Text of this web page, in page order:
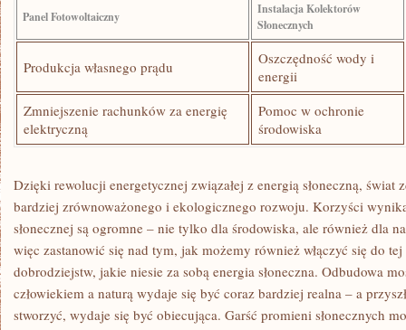
Panel Fotowoltaiczny
Instalacja Kolektorów
Słonecznych
Produkcja własnego prądu
Oszczędność wody i
energii
Zmniejszenie rachunków za energię
elektryczną
Pomoc w ochronie
środowiska
Dzięki rewolucji ⁤energetycznej związałej z energią słoneczną, świat
bardziej zrównoważonego‌ i ekologicznego rozwoju. Korzyści
słonecznej ⁢są ogromne – nie ⁢tylko dla​ środowiska, ale również dla
więc zastanowić się nad ⁤tym, jak możemy również włączyć się do
dobrodziejstw, jakie niesie za sobą energia ‌słoneczna. Odbudowa
człowiekiem a naturą wydaje się być coraz bardziej realna – a
stworzyć, wydaje się być obiecująca. Garść promieni ⁢słonecznych